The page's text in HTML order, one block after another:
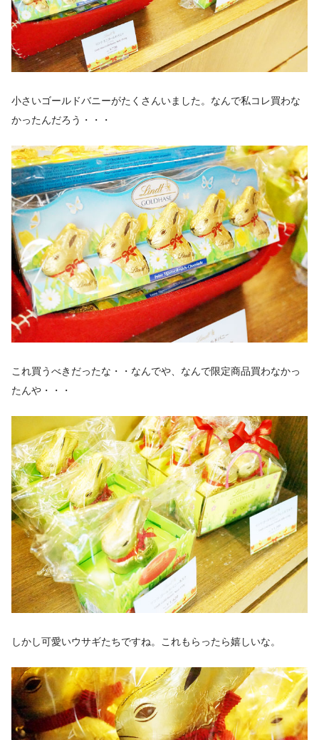
小さいゴールドバニーがたくさんいました。なんで私コレ買わな
かったんだろう・・・
これ買うべきだったな・・なんでや、なんで限定商品買わなかっ
たんや・・・
しかし可愛いウサギたちですね。これもらったら嬉しいな。